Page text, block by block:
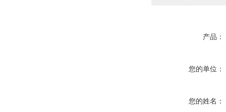
产品：
您的单位：
您的姓名：